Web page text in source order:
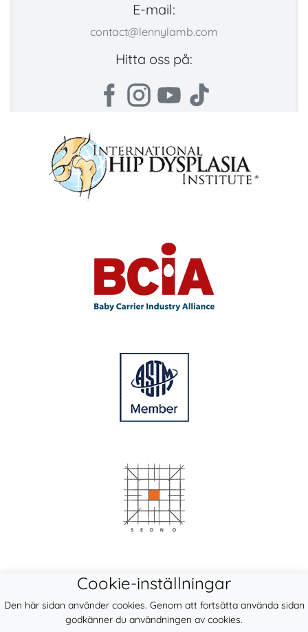
E-mail:
contact@lennylamb.com
Hitta oss på:
Cookie-inställningar
Den här sidan använder cookies. Genom att fortsätta använda sidan
godkänner du användningen av cookies.